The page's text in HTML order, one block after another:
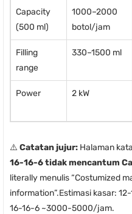
Capacity
(500 ml)
1000–2000
botol/jam
Filling
range
330–1500 ml
Power 2 kW
⚠️ Catatan jujur: Halaman
16-16-6 tidak mencantum
literally menulis “Costumized
information”.Estimasi kasar:
16-16-6 ~3000-5000/jam.